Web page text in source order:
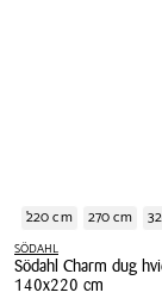
220 cm 270 cm
SÖDAHL
Södahl Charm dug
140x220 cm
Pris
Pris
449,95 kr.